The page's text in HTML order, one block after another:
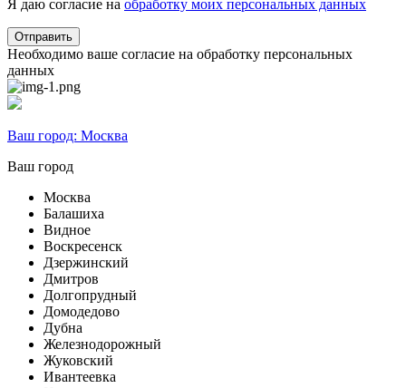
Я даю согласие на обработку моих персональных данных
Необходимо ваше согласие на обработку персональных
данных
Ваш город: Москва
Ваш город
Москва
Балашиха
Видное
Воскресенск
Дзержинский
Дмитров
Долгопрудный
Домодедово
Дубна
Железнодорожный
Жуковский
Ивантеевка